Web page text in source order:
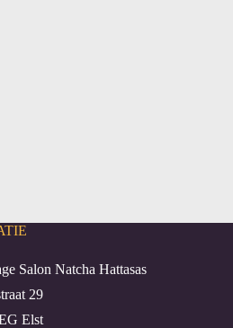
Salon Natcha Hattasas
29
Elst